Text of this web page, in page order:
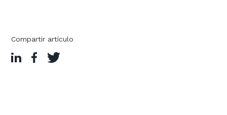
Compartir artículo